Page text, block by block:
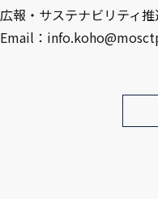
広報・サステナビリティ
Email：